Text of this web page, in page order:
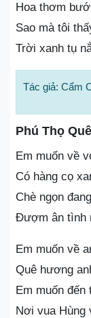
Hoa thơm
Sao mà tôi
Trời xanh tụ
Tác giả: Cẩm
Phú Thọ
Em muốn về
Có hàng cọ
Chè ngọn
Đượm ân tình
Em muốn về
Quê hương
Em muốn
Nơi vua Hùng